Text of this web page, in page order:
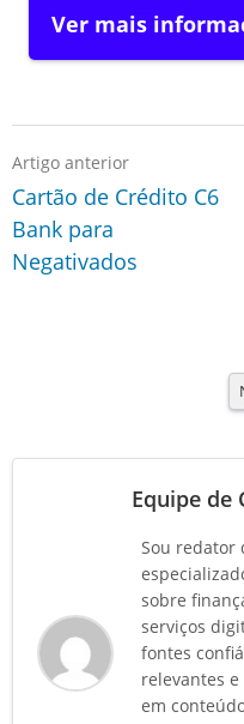
Ver mais
Artigo anterior
Cartão de Crédito C6
Bank para
Negativados
Equipe de
Sou redator
sobre
serviços
fontes
relevantes
em